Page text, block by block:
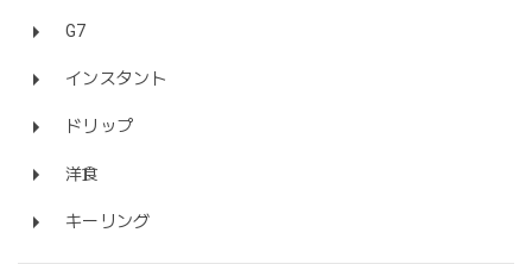
G7
インスタント
ドリップ
洋食
キーリング